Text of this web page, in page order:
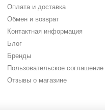
Оплата и доставка
Обмен и возврат
Контактная информация
Блог
Бренды
Пользовательское соглашение
Отзывы о магазине